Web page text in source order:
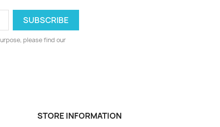
please find our
STORE INFORMATION